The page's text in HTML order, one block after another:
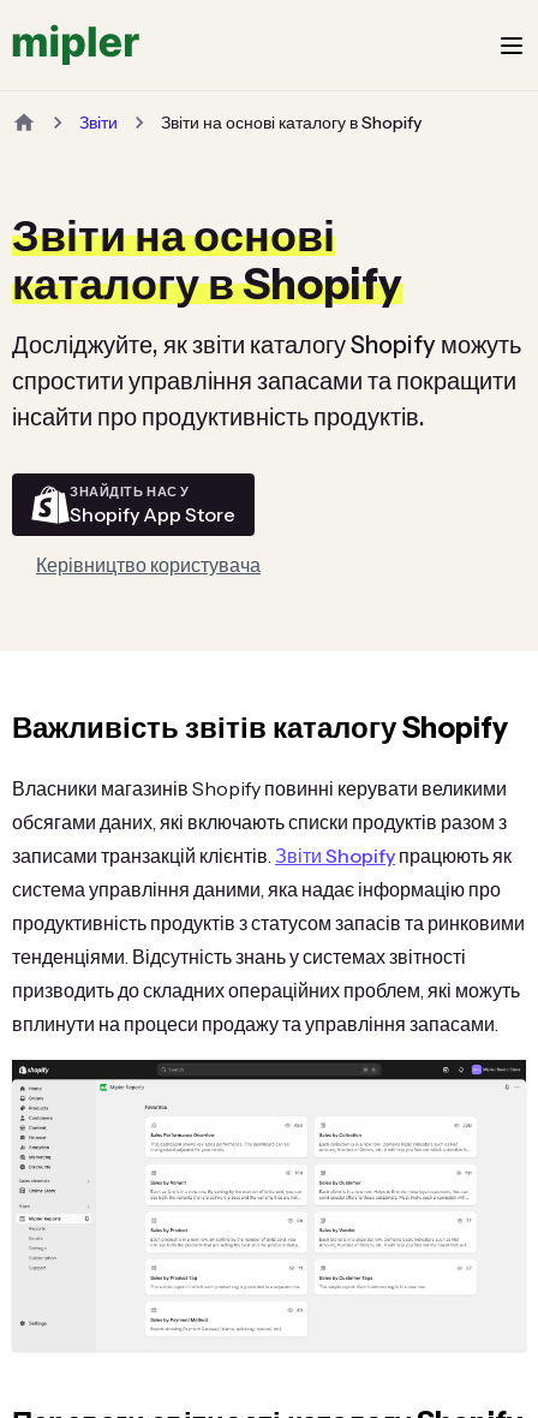
Звіти Звіти на основі каталогу в Shopify
Звіти на основі
каталогу в Shopify
Досліджуйте, як звіти каталогу Shopify можуть
спростити управління запасами та покращити
інсайти про продуктивність продуктів.
ЗНАЙДІТЬ НАС У
Shopify App Store
Керівництво користувача
Важливість звітів каталогу Shopify
Власники магазинів Shopify повинні керувати великими
обсягами даних, які включають списки продуктів разом з
записами транзакцій клієнтів. Звіти Shopify працюють як
система управління даними, яка надає інформацію про
продуктивність продуктів з статусом запасів та ринковими
тенденціями. Відсутність знань у системах звітності
призводить до складних операційних проблем, які можуть
вплинути на процеси продажу та управління запасами.